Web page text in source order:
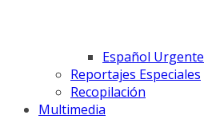
Español Urgente
Reportajes Especiales
Recopilación
Multimedia